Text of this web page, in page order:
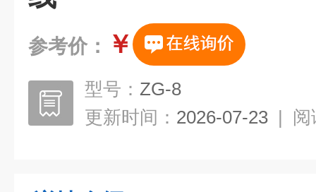
参考价： ￥
型号： ZG-8
更新时间： 2026-07-23 | 阅